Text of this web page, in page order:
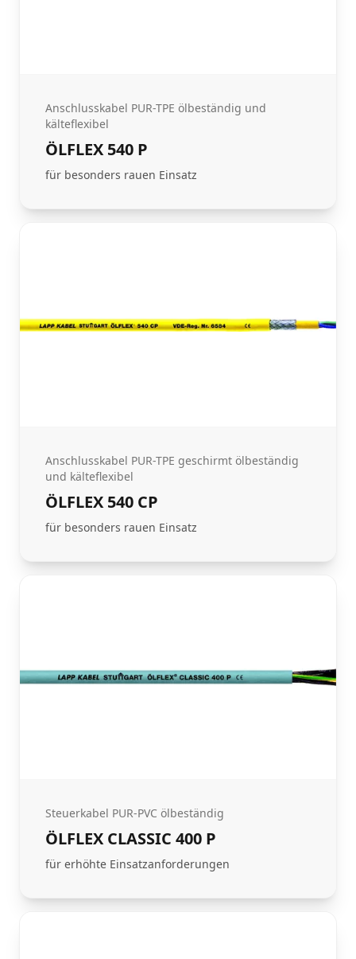
Anschlusskabel PUR-TPE ölbeständig und
kälteflexibel
ÖLFLEX 540 P
für besonders rauen Einsatz
Anschlusskabel PUR-TPE geschirmt ölbeständig
und kälteflexibel
ÖLFLEX 540 CP
für besonders rauen Einsatz
Steuerkabel PUR-PVC ölbeständig
ÖLFLEX CLASSIC 400 P
für erhöhte Einsatzanforderungen